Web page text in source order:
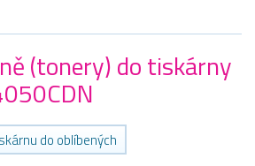
(tonery) do tiskárny
do oblíbených